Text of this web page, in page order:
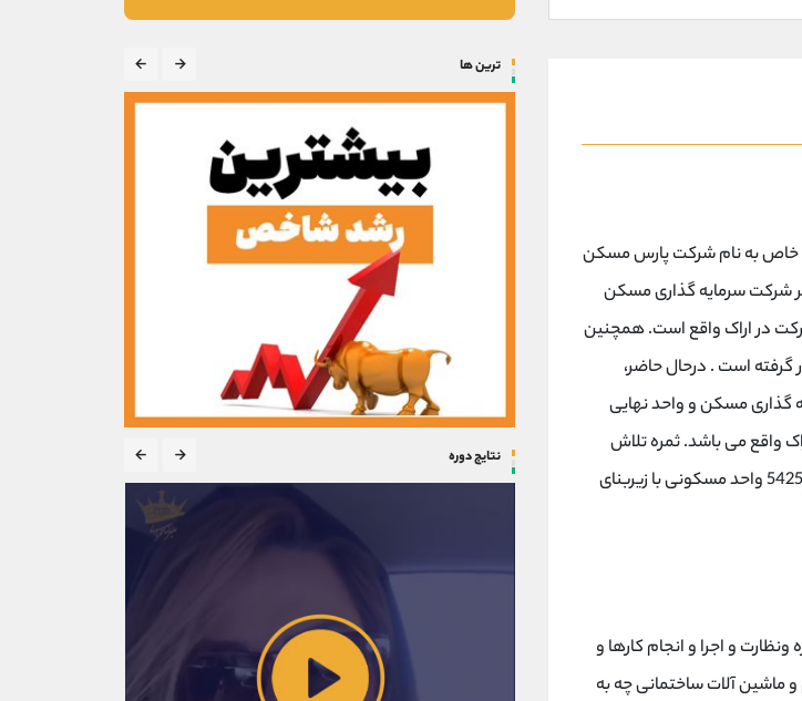
10/4 به صورت شرکت سهامی خاص به نام شرکت پارس مسکن
در حال حاضر شرکت سرمایه گذاری مسکن
در اراک واقع است. همچنین
گرفته است . درحال حاضر،
گذاری مسکن و واحد نهایی
واقع می باشد. ثمره تلاش
های صورت گرفته شرکت سرمایه گذاری مسکن الوند در این سالیان احداث حدود5425 واحد مسکونی با زیربنای
و اجرا و انجام کارها و
و ماشین آلات ساختمانی چه به
ترین ها
نتایج دوره